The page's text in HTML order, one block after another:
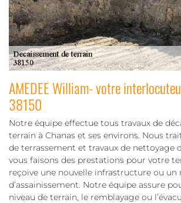
AMEDEE William- votre
38150
Notre équipe effectue tous travaux de
terrain à Chanas et ses environs. Nous
de terrassement et travaux de nettoyage
vous faisons des prestations pour votre
reçoive une nouvelle infrastructure ou un
d’assainissement. Notre équipe assure
niveau de terrain, le remblayage ou